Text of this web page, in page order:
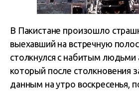
В Пакистане произошло
выехавший на встречную
столкнулся с набитым людьми
который после столкновения
данным на утро воскресенья,